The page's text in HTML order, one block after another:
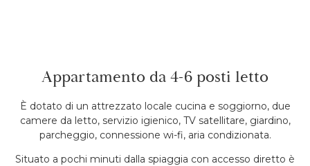
Appartamento da 4-6 posti letto
È dotato di un attrezzato locale cucina e soggiorno, due
camere da letto, servizio igienico, TV satellitare, giardino,
parcheggio, connessione wi-fi, aria condizionata.
Situato a pochi minuti dalla spiaggia con accesso diretto è